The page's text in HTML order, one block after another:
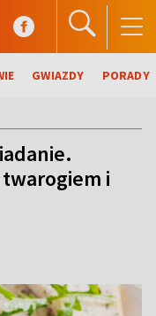
GWIAZDY PORADY
i